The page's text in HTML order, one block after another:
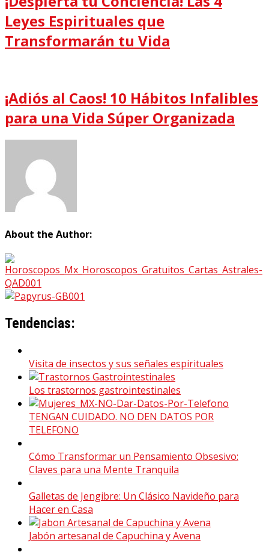
Leyes Espirituales que
Transformarán tu Vida
¡Adiós al Caos! 10 Hábitos Infalibles
para una Vida Súper Organizada
About the Author:
Tendencias:
Visita de insectos y sus señales espirituales
Los trastornos gastrointestinales
TENGAN CUIDADO. NO DEN DATOS POR
TELEFONO
Cómo Transformar un Pensamiento Obsesivo:
Claves para una Mente Tranquila
Galletas de Jengibre: Un Clásico Navideño para
Hacer en Casa
Jabón artesanal de Capuchina y Avena